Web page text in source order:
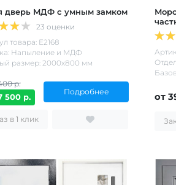
дверь МДФ с умным замком
23 оценки
товара: Е2168
Напыление и МДФ
размер: 2000х800 мм
р.
500 р.
Подробнее
Заказ в 1 клик
от